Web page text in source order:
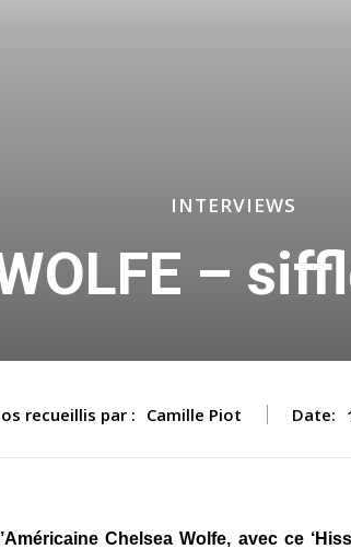
INTERVIEWS
–
recueillis par : Camille Piot Date:
Chelsea Wolfe, avec ce